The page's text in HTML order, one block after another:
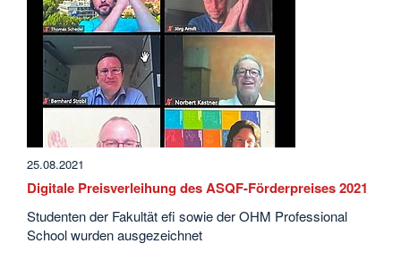
25.08.2021
Digitale Preisverleihung des ASQF-Förderpreises 2021
Studenten der Fakultät efi sowie der OHM Professional
School wurden ausgezeichnet